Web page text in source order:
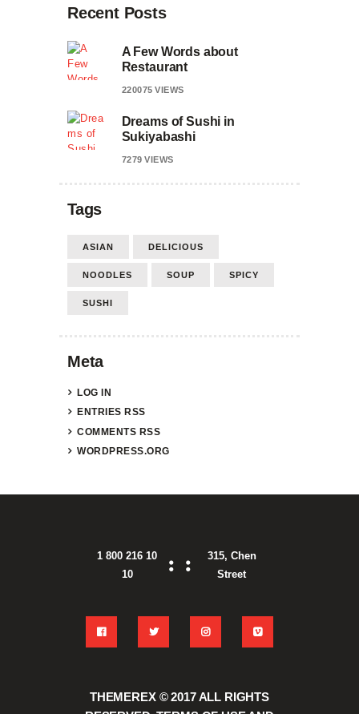
Recent Posts
A Few Words about
Restaurant
220075 VIEWS
Dreams of Sushi in
Sukiyabashi
7279 VIEWS
Tags
ASIAN DELICIOUS
NOODLES SOUP SPICY
SUSHI
Meta
LOG IN
ENTRIES RSS
COMMENTS RSS
WORDPRESS.ORG
1 800 216 10
10
315, Chen
Street
THEMEREX © 2017ALL RIGHTS